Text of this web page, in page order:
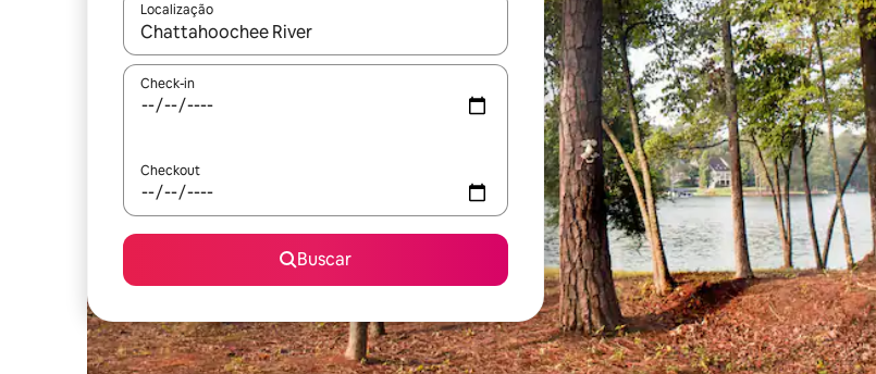
Localização
Quando os resultados estiverem disponíveis, explore-os usando as seta para cima e para baixo do
Check-in
Checkout
Buscar